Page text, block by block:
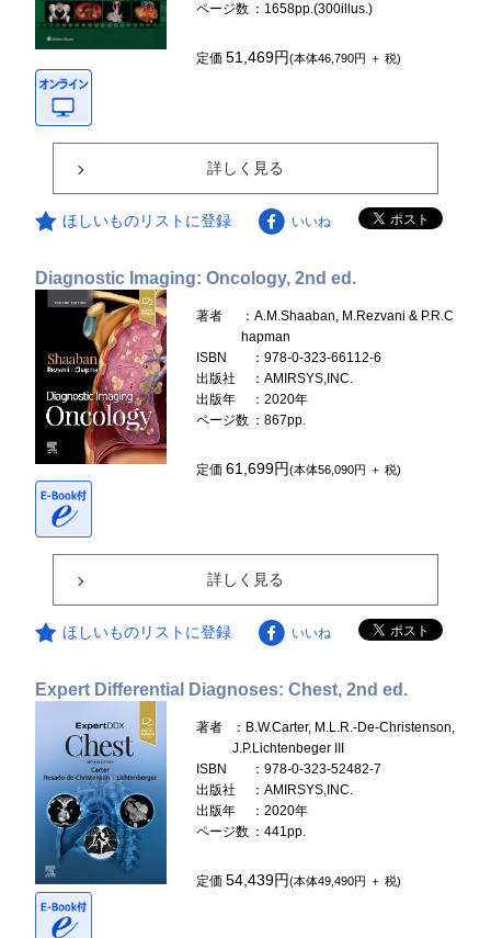
ページ数 ：1658pp.(300illus.)
定価51,469円(本体46,790円 ＋ 税)
詳しく見る
ほしいものリストに登録 いいね
Diagnostic Imaging: Oncology, 2nd ed.
著者
：A.M.Shaaban, M.Rezvani & P.R.C
hapman
ISBN
：978-0-323-66112-6
出版社
：AMIRSYS,INC.
出版年
：2020年
ページ数 ：867pp.
定価61,699円(本体56,090円 ＋ 税)
詳しく見る
ほしいものリストに登録 いいね
Expert Differential Diagnoses: Chest, 2nd ed.
著者
：B.W.Carter, M.L.R.-De-Christenson,
J.P.Lichtenbeger III
ISBN
：978-0-323-52482-7
出版社
：AMIRSYS,INC.
出版年
：2020年
ページ数 ：441pp.
定価54,439円(本体49,490円 ＋ 税)